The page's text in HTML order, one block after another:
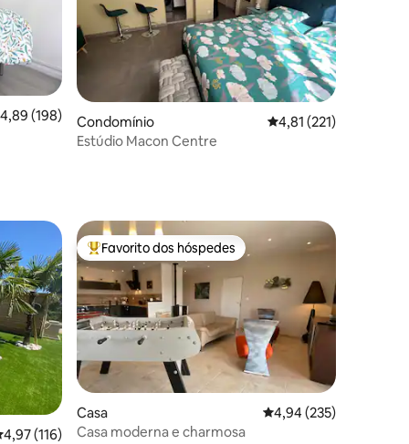
média de 4,89 em 5 estrelas, 198avaliações
4,89 (198)
Condomínio Classificação média
4,81 (221)
Estúdio Macon Centre
média de 4,97 em 5 estrelas, 116avaliações
4,97 (116)
Favoritos dos hóspedes mais apreciados
Favorito dos hóspedes
Casa Classificação média
4,94 (235)
Casa moderna e charmosa